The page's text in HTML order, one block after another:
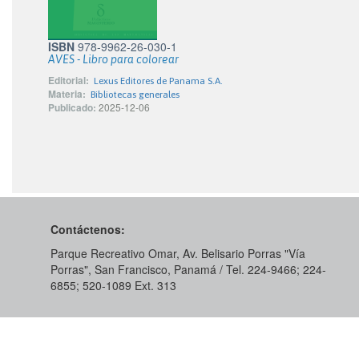
ISBN 978-9962-26-030-1
AVES - Libro para colorear
Editorial: Lexus Editores de Panama S.A.
Materia: Bibliotecas generales
Publicado: 2025-12-06
Contáctenos:
Parque Recreativo Omar, Av. Belisario Porras "Vía
Porras", San Francisco, Panamá / Tel. 224-9466; 224-
6855; 520-1089​ Ext. 313